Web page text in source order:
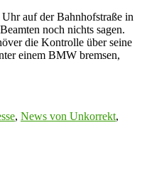
auf der Bahnhofstraße in
noch nichts sagen.
die Kontrolle über seine
einem BMW bremsen,
, News von Unkorrekt,